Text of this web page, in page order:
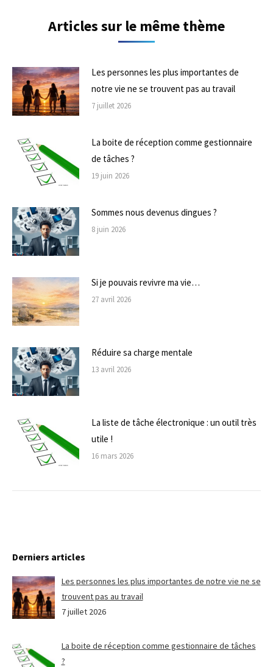
Articles sur le même thème
Les personnes les plus importantes de
notre vie ne se trouvent pas au travail
7 juillet 2026
La boite de réception comme gestionnaire
de tâches ?
19 juin 2026
Sommes nous devenus dingues ?
8 juin 2026
Si je pouvais revivre ma vie…
27 avril 2026
Réduire sa charge mentale
13 avril 2026
La liste de tâche électronique : un outil très
utile !
16 mars 2026
Derniers articles
Les personnes les plus importantes de notre vie ne se
trouvent pas au travail
7 juillet 2026
La boite de réception comme gestionnaire de tâches
?